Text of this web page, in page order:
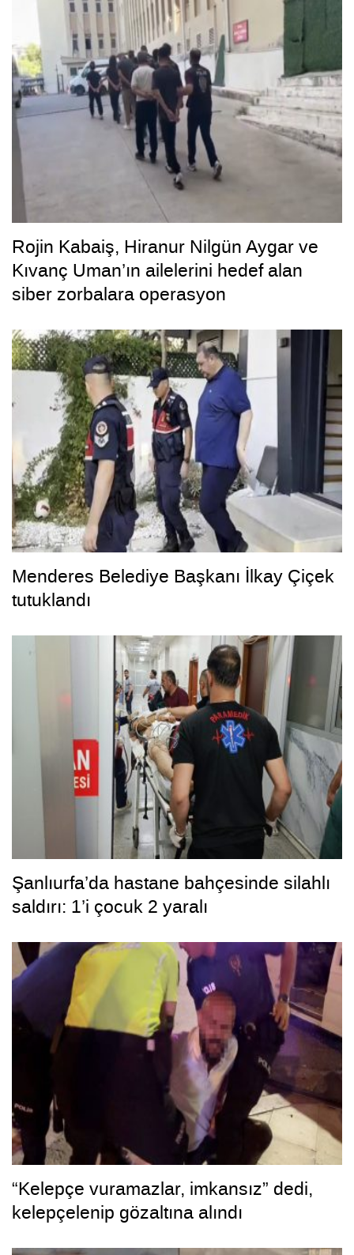
Rojin Kabaiş, Hiranur Nilgün Aygar ve
Kıvanç Uman’ın ailelerini hedef alan
siber zorbalara operasyon
Menderes Belediye Başkanı İlkay Çiçek
tutuklandı
Şanlıurfa’da hastane bahçesinde silahlı
saldırı: 1’i çocuk 2 yaralı
“Kelepçe vuramazlar, imkansız” dedi,
kelepçelenip gözaltına alındı